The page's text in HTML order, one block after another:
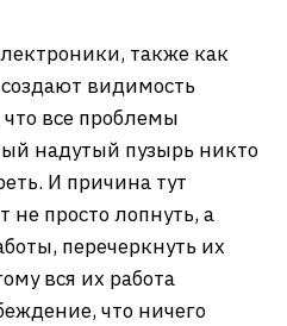
также как
видимость
что все проблемы
надутый пузырь никто
И причина тут
не просто лопнуть, а
перечеркнуть их
вся их работа
что ничего